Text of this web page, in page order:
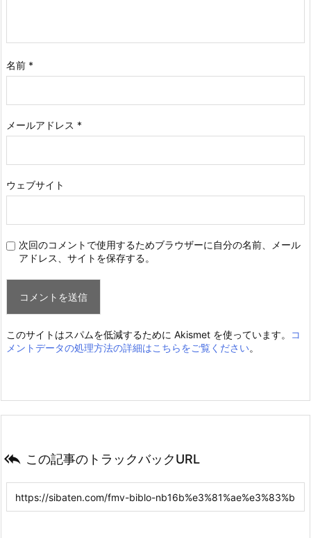
名前 *
メールアドレス *
ウェブサイト
次回のコメントで使用するためブラウザーに自分の名前、メール
アドレス、サイトを保存する。
このサイトはスパムを低減するために Akismet を使っています。
コ
メントデータの処理方法の詳細はこちらをご覧ください。
 この記事のトラックバックURL